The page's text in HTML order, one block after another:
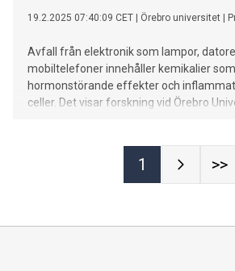
19.2.2025 07:40:09 CET Örebro universitet
Avfall från elektronik som lampor,
mobiltelefoner innehåller kemikalier
hormonstörande effekter och
celler. Det visar forskning vid Örebro
1 >>